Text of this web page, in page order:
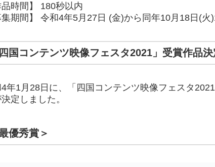
品時間】 180秒以内
集期間】 令和4年5月27日 (金)から同年10月18日(火
四国コンテンツ映像フェスタ2021」受賞作品決
年1月28日に、「四国コンテンツ映像フェスタ
定しました。
優秀賞＞